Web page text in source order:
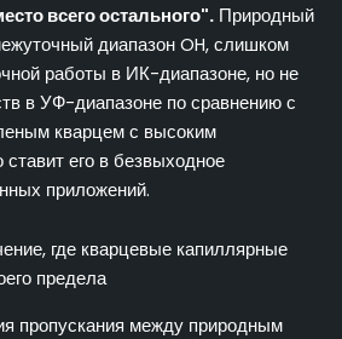
всего остального". Природный
диапазон OH, слишком
работы в ИК-диапазоне, но не
в УФ-диапазоне по сравнению с
кварцем с высоким
его в безвыходное
приложений.
где кварцевые капиллярные
предела
пропускания между природным